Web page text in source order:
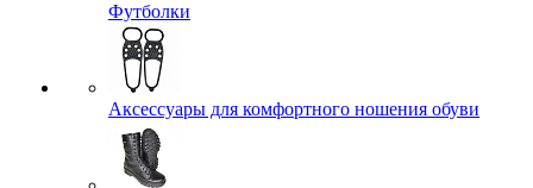
Футболки
Аксессуары для комфортного ношения обуви